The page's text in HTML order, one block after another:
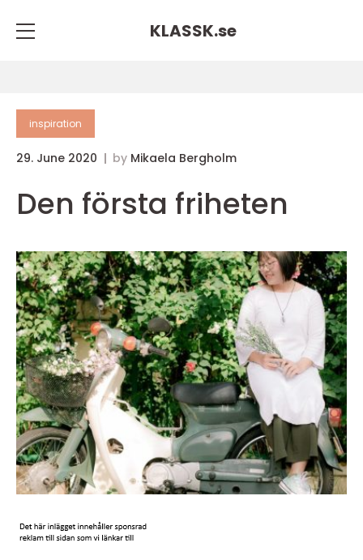
KLASSK.se
inspiration
29. June 2020 by Mikaela Bergholm
Den första friheten